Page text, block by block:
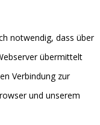
notwendig, dass über
übermittelt
Verbindung zur
und unserem